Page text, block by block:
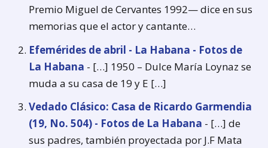
Premio Miguel de Cervantes 1992— dice en sus
memorias que el actor y cantante…
Efemérides de abril - La Habana - Fotos de
La Habana - […] 1950 – Dulce María Loynaz se
muda a su casa de 19 y E […]
Vedado Clásico: Casa de Ricardo Garmendia
(19, No. 504) - Fotos de La Habana - […] de
sus padres, también proyectada por J.F Mata